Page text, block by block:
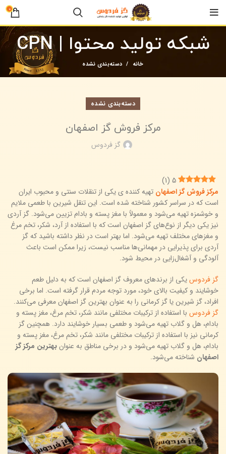
0
شبکه تولید محتوا | CPN
خانه دسته‌بندی نشده
دسته‌بندی نشده
مرکز فروش گز اصفهان
گز فردوس
5
(
1
)
مرکز فروش گز اصفهان تهیه کننده ی یکی از تنقلات سنتی و محبوب ایران
است که در سراسر کشور شناخته شده است. این تنقل شیرین با طعمی ملایم
و خوشمزه تهیه می‌شود و معمولاً با مغز پسته و بادام تزیین می‌شود. گز آردی
نیز یکی دیگر از نوع‌های گز اصفهان است که با استفاده از آرد، شکر، تخم مرغ
و مغزهای مختلف تهیه می‌شود. اما بهتر است در نظر داشته باشید که گز
آردی برای پذیرایی در مهمانی‌ها مناسب نیست، زیرا ممکن است باعث
آلودگی و آشغال‌زایی در محیط شود.
گز فردوسیکی از برندهای معروف گز اصفهان است که به دلیل طعم
خوشایند و کیفیت بالای خود، مورد توجه مردم قرار گرفته است. اما برخی
افراد، گز شیرین یا گز کرمانی را به عنوان بهترین گز اصفهان معرفی می‌کنند.
گز فردوس با استفاده از ترکیبات مختلفی مانند شکر، تخم مرغ، مغز پسته و
بادام، هل و گلاب تهیه می‌شود و طعمی بسیار خوشایند دارد. همچنین گز
کرمانی نیز با استفاده از ترکیبات مختلفی مانند شکر، تخم مرغ، مغز پسته و
بادام، هل و گلاب تهیه می‌شود و در برخی مناطق به عنوانبهترین مرکز گز
اصفهان شناخته می‌شود.